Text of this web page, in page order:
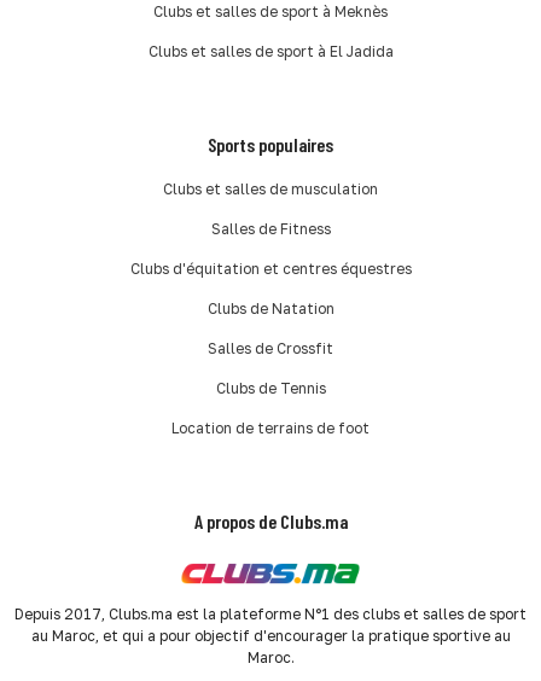
Clubs et salles de sport à Meknès
Clubs et salles de sport à El Jadida
Sports populaires
Clubs et salles de musculation
Salles de Fitness
Clubs d'équitation et centres équestres
Clubs de Natation
Salles de Crossfit
Clubs de Tennis
Location de terrains de foot
A propos de Clubs.ma
Depuis 2017, Clubs.ma est la plateforme N°1 des clubs et salles de sport
au Maroc, et qui a pour objectif d'encourager la pratique sportive au
Maroc.